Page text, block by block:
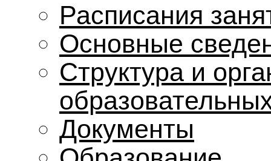
Расписания
Основные
Структура и
Документы